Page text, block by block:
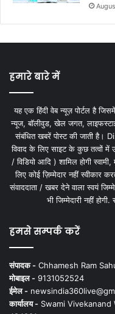
हमारे बारे में
यह एक हिंदी वेब न्यूज़ पोर्टल है
न्यूज, बॉलीवुड, खेल जगत,
संबंधित खबरें पोस्ट की जाती है।
विवाद के लिए साइट के कुछ तत्वों में
/ विडियो आदि ) शामिल होगी
लिए कोई ज़िम्मेदार नहीं स्वीकार
संवाददाता / खबर देने वाला स्वयं
भी जिम्मेदारी नहीं
हमसे सम्पर्क करें
संपादक - Chhamesh Ram
मोबाइल - 9131052524
ईमेल -
कार्यालय - Swami